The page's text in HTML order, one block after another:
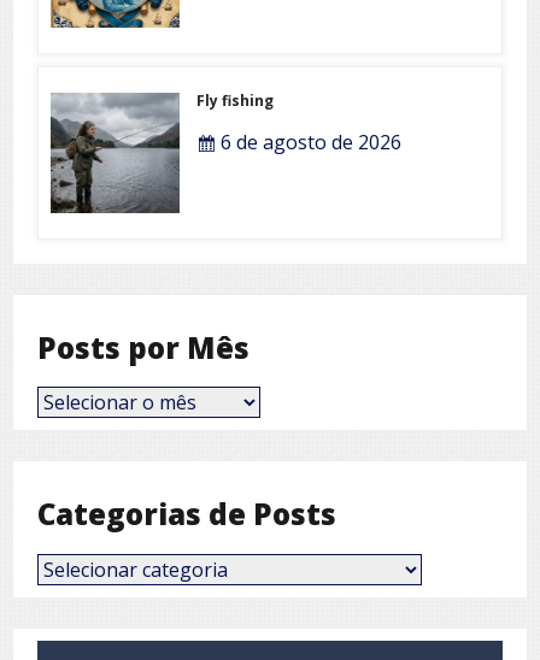
Fly fishing
6 de agosto de 2026
Posts por Mês
Posts
por
Categorias de Posts
Categorias
de